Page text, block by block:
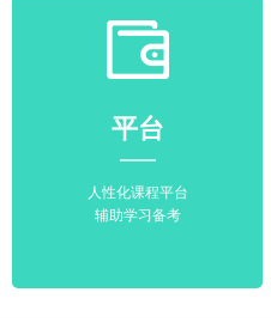
平台
人性化课程平台
辅助学习备考